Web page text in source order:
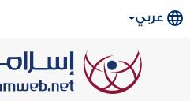
عربي